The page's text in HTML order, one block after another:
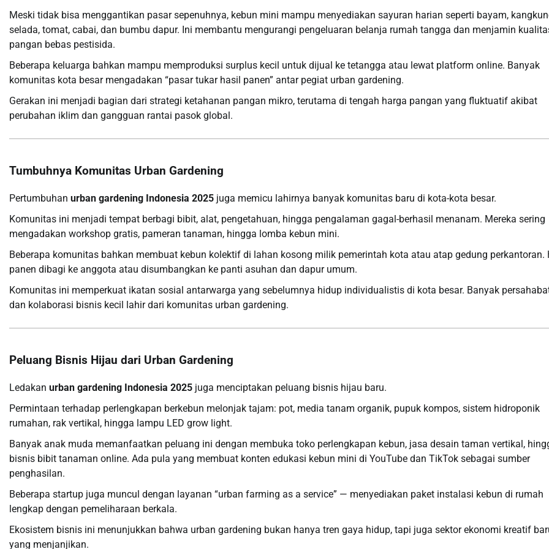
Meski tidak bisa menggantikan pasar sepenuhnya, kebun mini mampu menyediakan sayuran harian seperti bayam,
selada, tomat, cabai, dan bumbu dapur. Ini membantu mengurangi pengeluaran belanja rumah tangga dan menjamin
pangan bebas pestisida.
Beberapa keluarga bahkan mampu memproduksi surplus kecil untuk dijual ke tetangga atau lewat platform online. Banyak
komunitas kota besar mengadakan “pasar tukar hasil panen” antar pegiat urban gardening.
Gerakan ini menjadi bagian dari strategi ketahanan pangan mikro, terutama di tengah harga pangan yang fluktuatif akibat
perubahan iklim dan gangguan rantai pasok global.
Tumbuhnya Komunitas Urban Gardening
Pertumbuhan urban gardening Indonesia 2025 juga memicu lahirnya banyak komunitas baru di kota-kota besar.
Komunitas ini menjadi tempat berbagi bibit, alat, pengetahuan, hingga pengalaman gagal-berhasil menanam. Mereka sering
mengadakan workshop gratis, pameran tanaman, hingga lomba kebun mini.
Beberapa komunitas bahkan membuat kebun kolektif di lahan kosong milik pemerintah kota atau atap gedung perkantoran.
panen dibagi ke anggota atau disumbangkan ke panti asuhan dan dapur umum.
Komunitas ini memperkuat ikatan sosial antarwarga yang sebelumnya hidup individualistis di kota besar. Banyak
dan kolaborasi bisnis kecil lahir dari komunitas urban gardening.
Peluang Bisnis Hijau dari Urban Gardening
Ledakan urban gardening Indonesia 2025 juga menciptakan peluang bisnis hijau baru.
Permintaan terhadap perlengkapan berkebun melonjak tajam: pot, media tanam organik, pupuk kompos, sistem hidroponik
rumahan, rak vertikal, hingga lampu LED grow light.
Banyak anak muda memanfaatkan peluang ini dengan membuka toko perlengkapan kebun, jasa desain taman vertikal,
bisnis bibit tanaman online. Ada pula yang membuat konten edukasi kebun mini di YouTube dan TikTok sebagai sumber
penghasilan.
Beberapa startup juga muncul dengan layanan “urban farming as a service” — menyediakan paket instalasi kebun di rumah
lengkap dengan pemeliharaan berkala.
Ekosistem bisnis ini menunjukkan bahwa urban gardening bukan hanya tren gaya hidup, tapi juga sektor ekonomi kreatif
yang menjanjikan.